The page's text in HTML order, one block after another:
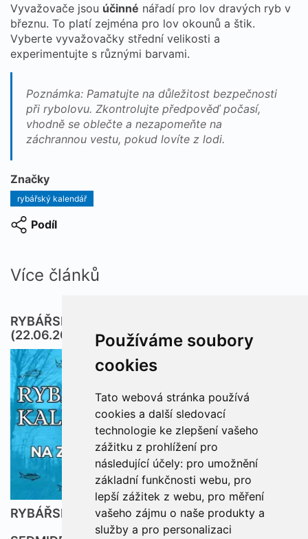
Používáme soubory
cookies
Tato webová stránka používá
cookies a další sledovací
technologie ke zlepšení vašeho
zážitku z prohlížení pro
následující účely: pro umožnění
základní funkčnosti webu, pro
lepší zážitek z webu, pro měření
vašeho zájmu o naše produkty a
služby a pro personalizaci
Vyvažovače jsou účinné nářadí pro lov dravých ryb v
březnu. To platí zejména pro lov okounů a štik.
Vyberte vyvažovačky střední velikosti a
experimentujte s různými barvami.
Poznámka: Pamatujte na důležitost bezpečnosti
při rybolovu. Zkontrolujte předpověď počasí,
vhodně se oblečte a nezapomeňte na
záchrannou vestu, pokud lovíte z lodi.
Značky
rybářský kalendář
Podíl
Více článků
RYBÁŘSKÁ PŘEDPOVĚĎ PRO BRNO NA TÝDEN
(22.06.2026 - 28.06.2026)
RYBÁŘSKÝ KALENDÁŘ NA ZÁŘÍ 2023